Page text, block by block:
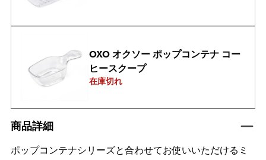
OXO オクソー ポップコンテナ コー
ヒースクープ
在庫切れ
商品詳細tab active
ポップコンテナシリーズと合わせてお使いいただけるミ